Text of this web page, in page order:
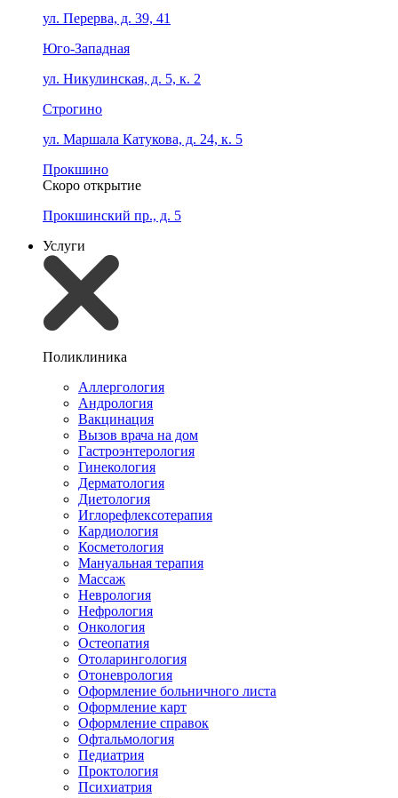
ул. Перерва, д. 39, 41
Юго-Западная
ул. Никулинская, д. 5, к. 2
Строгино
ул. Маршала Катукова, д. 24, к. 5
Прокшино
Скоро открытие
Прокшинский пр., д. 5
Услуги
Поликлиника
Аллергология
Андрология
Вакцинация
Вызов врача на дом
Гастроэнтерология
Гинекология
Дерматология
Диетология
Иглорефлексотерапия
Кардиология
Косметология
Мануальная терапия
Массаж
Неврология
Нефрология
Онкология
Остеопатия
Отоларингология
Отоневрология
Оформление больничного листа
Оформление карт
Оформление справок
Офтальмология
Педиатрия
Проктология
Психиатрия